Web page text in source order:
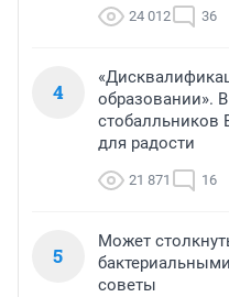
24 012 36
4
образовании».
стобалльников
для радости
21 871 16
5
Может
советы